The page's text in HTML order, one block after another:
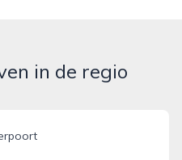
in de regio